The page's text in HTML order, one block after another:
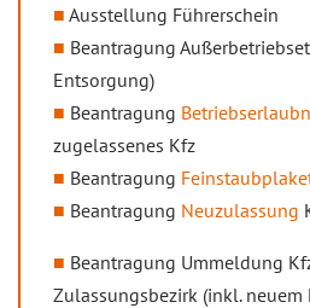
Ausstellung Führerschein
Beantragung
Entsorgung)
Beantragung
zugelassenes Kfz
Beantragung
Beantragung Neuzulassung
Beantragung Ummeldung
Zulassungsbezirk (inkl. neuem